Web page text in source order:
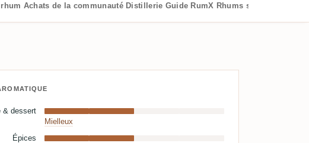
Achats de la communauté Distillerie Guide RumX Rhums similaires
& dessert
Mielleux
Épices